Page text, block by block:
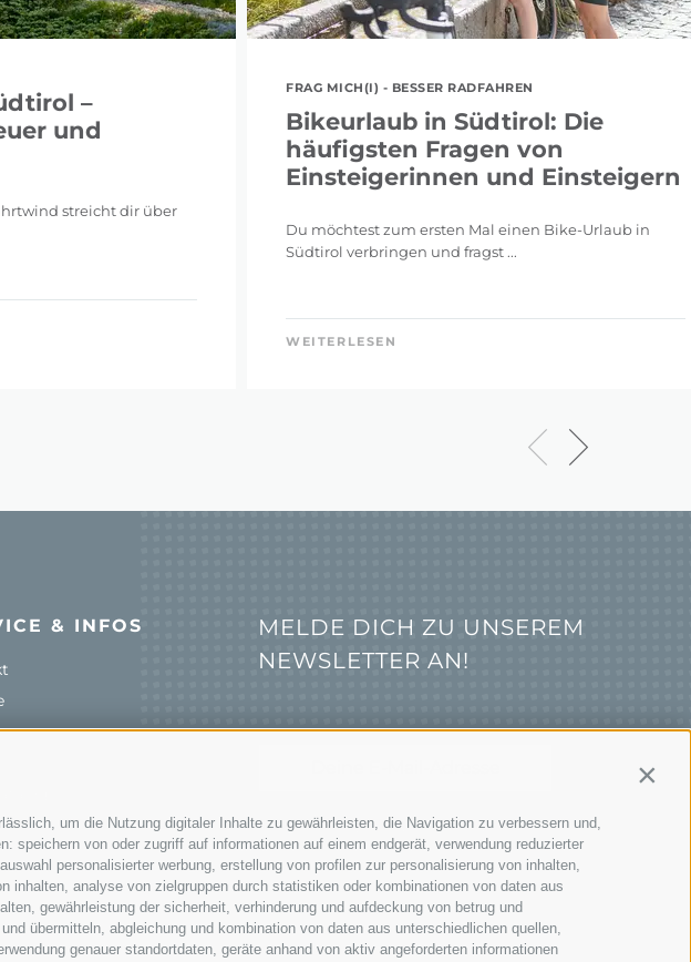
um die Nutzung digitaler Inhalte zu gewährleisten, die Navigation zu verbessern und,
von oder zugriff auf informationen auf einem endgerät, verwendung reduzierter
personalisierter werbung, erstellung von profilen zur personalisierung von inhalten,
inhalten, analyse von zielgruppen durch statistiken oder kombinationen von daten aus
gewährleistung der sicherheit, verhinderung und aufdeckung von betrug und
übermitteln, abgleichung und kombination von daten aus unterschiedlichen quellen,
genauer standortdaten, geräte anhand von aktiv angeforderten informationen
–
und
streicht dir über
FRAG MICH(I) - BESSER RADFAHREN
Bikeurlaub in Südtirol: Die
häufigsten Fragen von
Einsteigerinnen und Einsteigern
Du möchtest zum ersten Mal einen Bike-Urlaub in
Südtirol verbringen und fragst ...
WEITERLESEN
& INFOS
MELDE DICH ZU UNSEREM
NEWSLETTER AN!
JETZT ANMELDEN